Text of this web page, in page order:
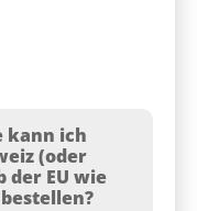
kann ich
(oder
der EU wie